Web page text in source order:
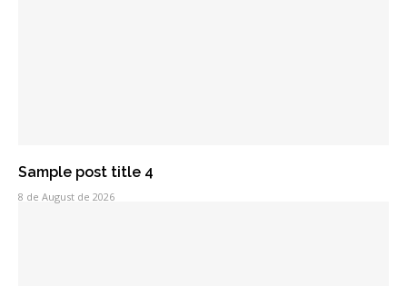
Sample post title 4
8 de August de 2026